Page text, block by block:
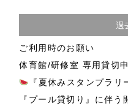
過
ご利用時のお願い
体育館/研修室 専用貸切
『夏休みスタンプラリ
『プール貸切り』に伴う